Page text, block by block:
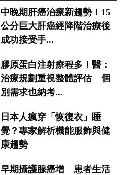
中晚期肝癌治療新趨勢！15
公分巨大肝癌經降階治療後
成功接受手...
膠原蛋白注射療程多！醫：
治療規劃重視整體評估 個
別需求也納考...
日本人瘋穿「恢復衣」睡
覺？專家解析機能服飾與健
康趨勢
早期攝護腺癌增 患者生活